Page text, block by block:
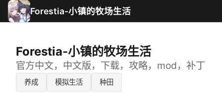
Forestia-小镇的牧场生活
Forestia-小镇的牧场生活
官方中文，中文版，下载，攻略，mod，补丁
养成 模拟生活 种田